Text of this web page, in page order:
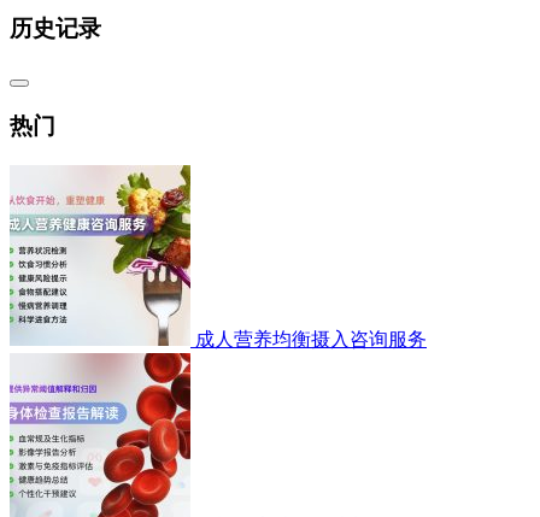
历史记录
热门
成人营养均衡摄入咨询服务